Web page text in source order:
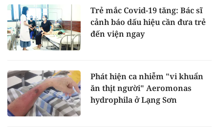
Trẻ mắc Covid-19 tăng: Bác sĩ
cảnh báo dấu hiệu cần đưa trẻ
đến viện ngay
Phát hiện ca nhiễm "vi khuẩn
ăn thịt người" Aeromonas
hydrophila ở Lạng Sơn